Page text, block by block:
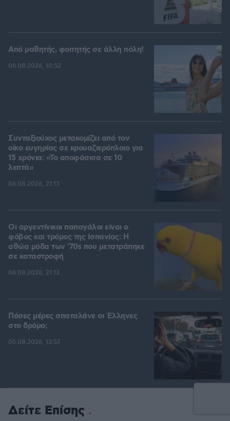
Από μαθητής, φοιτητής σε άλλη πόλη!
06.08.2026, 10:52
Συνταξιούχος μετακομίζει από τον
οίκο ευγηρίας σε κρουαζιερόπλοιο για
15 χρόνια: «Το αποφάσισα σε 10
λεπτά»
06.08.2026, 21:13
Οι αργεντίνικοι παπαγάλοι είναι ο
φόβος και τρόμος της Ισπανίας: Η
αθώα μόδα των '70s που μετατράπηκε
σε καταστροφή
06.08.2026, 21:13
Πόσες μέρες σπαταλάνε οι Έλληνες
στο δρόμο;
05.08.2026, 13:57
Δείτε Επίσης